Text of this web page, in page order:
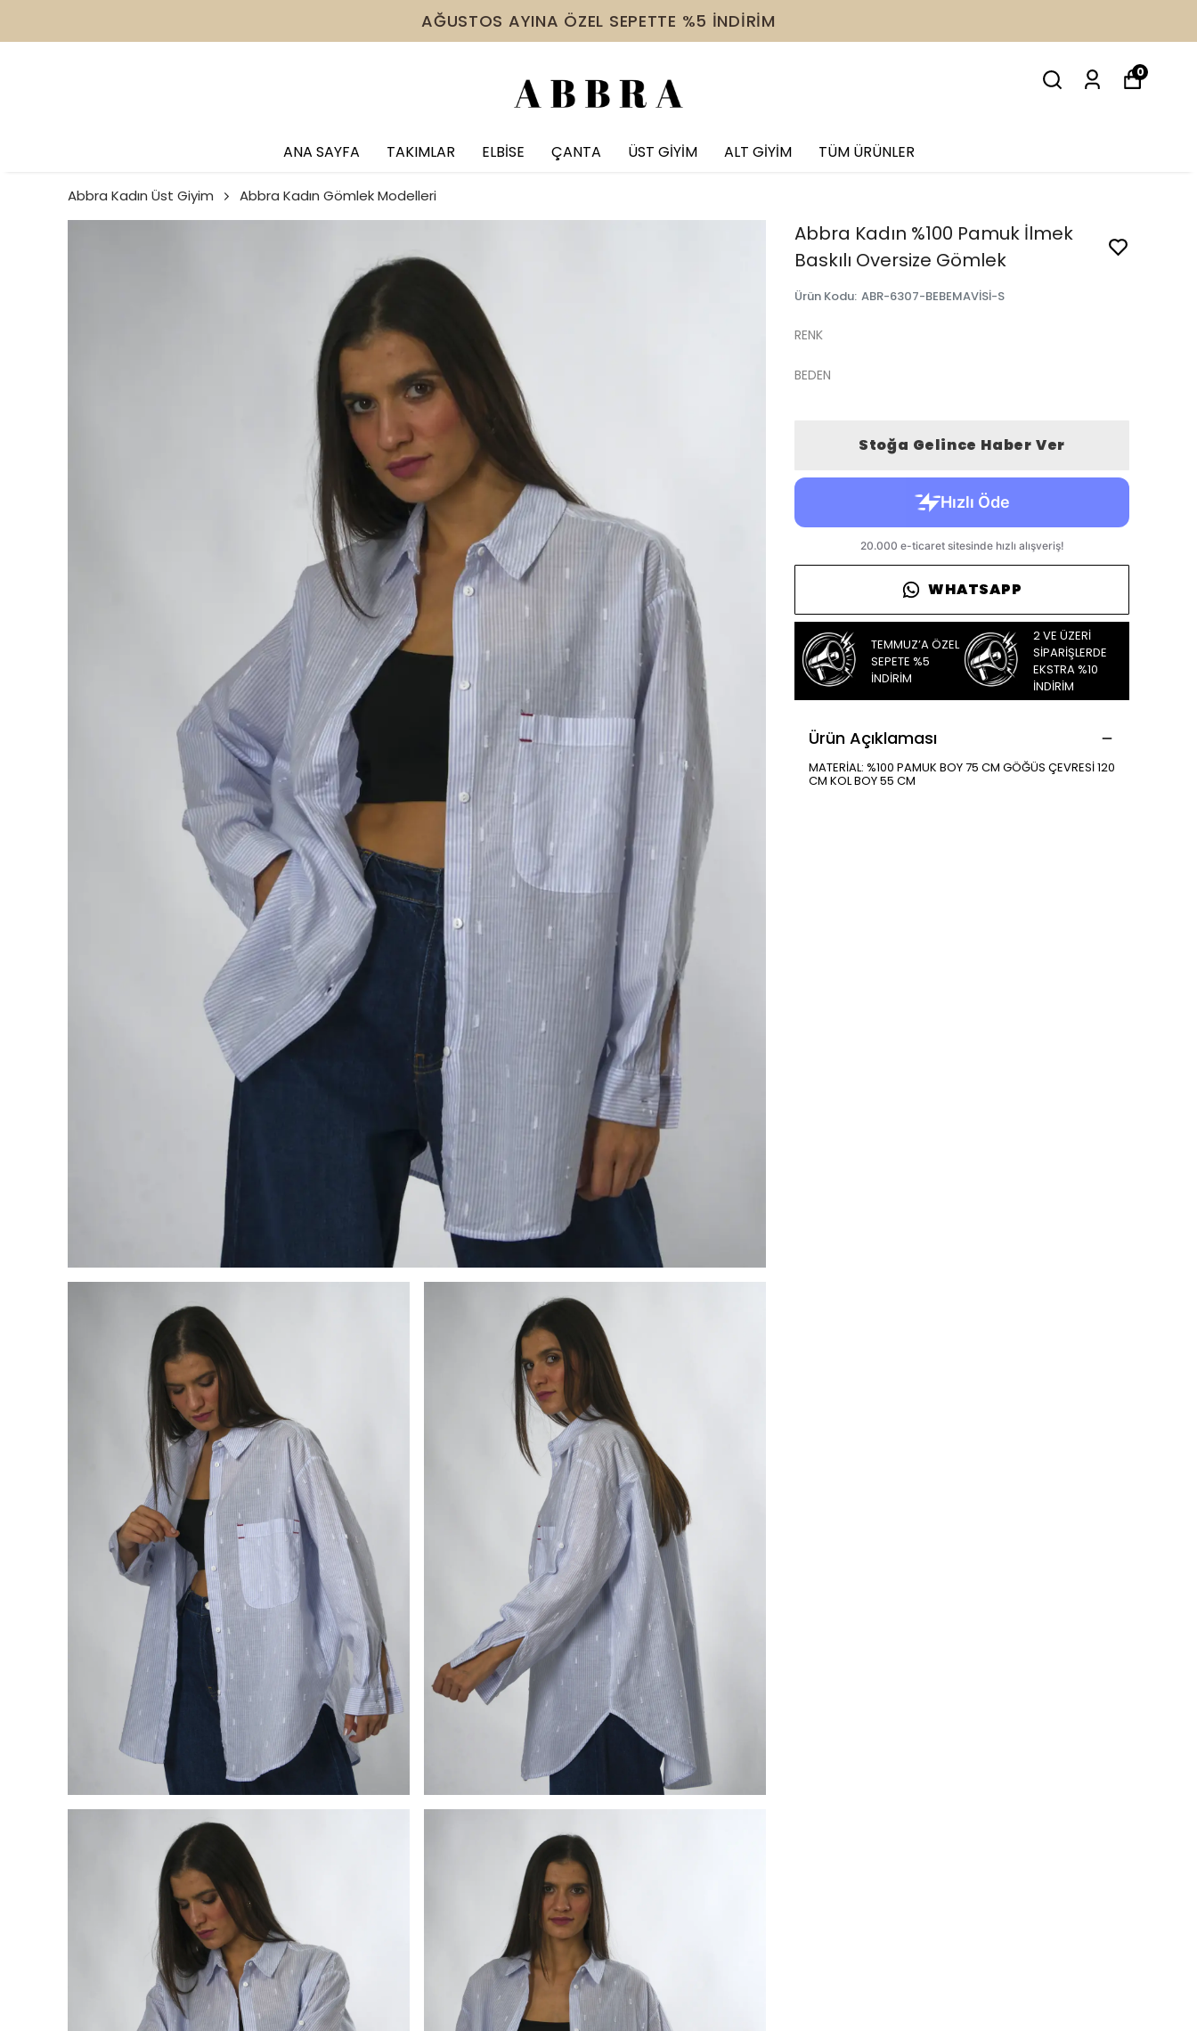
2 VE ÜZERİ ÜRÜNDE TÜM İNDİRİMLERE EK %10 İNDİRİM
ANA SAYFA TAKIMLAR ELBİSE ÇANTA ÜST GİYİM ALT GİYİM TÜM ÜRÜNLER
0
Abbra Kadın Üst Giyim Abbra Kadın Gömlek Modelleri
Abbra Kadın %100 Pamuk İlmek
Baskılı Oversize Gömlek
Ürün Kodu: ABR-6307-BEBEMAVİSİ-S
RENK
BEDEN
Stoğa Gelince Haber Ver
WHATSAPP
TEMMUZ’A ÖZEL
SEPETE %5
İNDİRİM
2 VE ÜZERİ
SİPARİŞLERDE
EKSTRA %10
İNDİRİM
Ürün Açıklaması
MATERİAL: %100 PAMUK BOY 75 CM GÖĞÜS ÇEVRESİ 120
CM KOL BOY 55 CM